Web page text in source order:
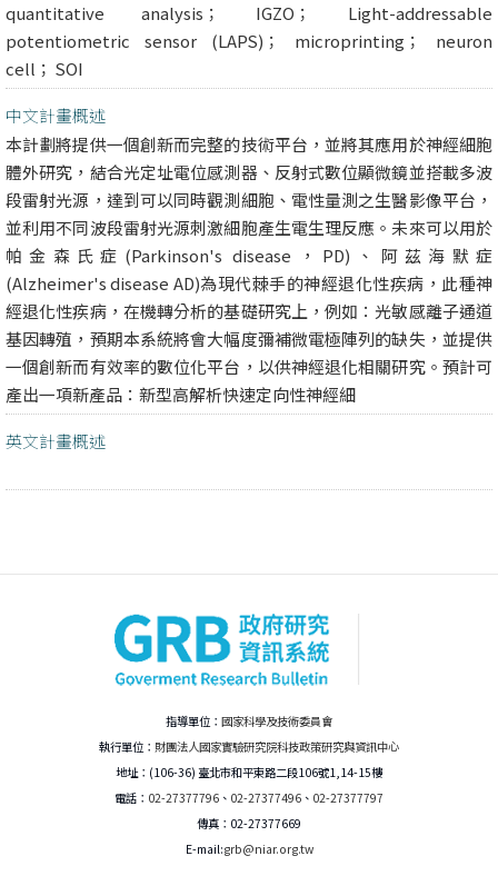
quantitative analysis； IGZO； Light-addressable
potentiometric sensor (LAPS)； microprinting； neuron
cell； SOI
中文計畫概述
本計劃將提供一個創新而完整的技術平台，並將其應用於神經細胞
體外研究，結合光定址電位感測器、反射式數位顯微鏡並搭載多波
段雷射光源，達到可以同時觀測細胞、電性量測之生醫影像平台，
並利用不同波段雷射光源刺激細胞產生電生理反應。未來可以用於
帕金森氏症(Parkinson's disease，PD)、阿茲海默症
(Alzheimer's disease AD)為現代棘手的神經退化性疾病，此種神
經退化性疾病，在機轉分析的基礎研究上，例如：光敏感離子通道
基因轉殖，預期本系統將會大幅度彌補微電極陣列的缺失，並提供
一個創新而有效率的數位化平台，以供神經退化相關研究。預計可
產出一項新產品：新型高解析快速定向性神經細
英文計畫概述
指導單位： 國家科學及技術委員會
執行單位： 財團法人國家實驗研究院科技政策研究與資訊中心
地址：(106-36) 臺北市和平東路二段106號1,14-15樓
電話： 02-27377796 、 02-27377496 、 02-27377797
傳真：02-27377669
E-mail:grb@niar.org.tw